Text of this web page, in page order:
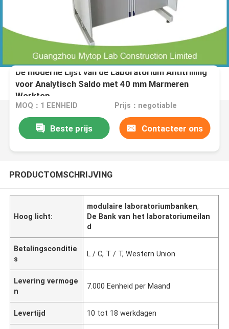
De moderne Lijst van de Laboratorium Antitrilling
voor Analytisch Saldo met 40 mm Marmeren
Worktop
MOQ：1 EENHEID Prijs：negotiable
Beste prijs Contacteer ons
PRODUCTOMSCHRIJVING
Hoog licht:
modulaire laboratoriumbanken,
De Bank van het laboratoriumeilan
d
Betalingsconditie
s
L / C, T / T, Western Union
Levering vermoge
n
7.000 Eenheid per Maand
Levertijd 10 tot 18 werkdagen